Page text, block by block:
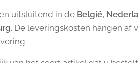
uitsluitend in de België,
. De leveringskosten hangen af